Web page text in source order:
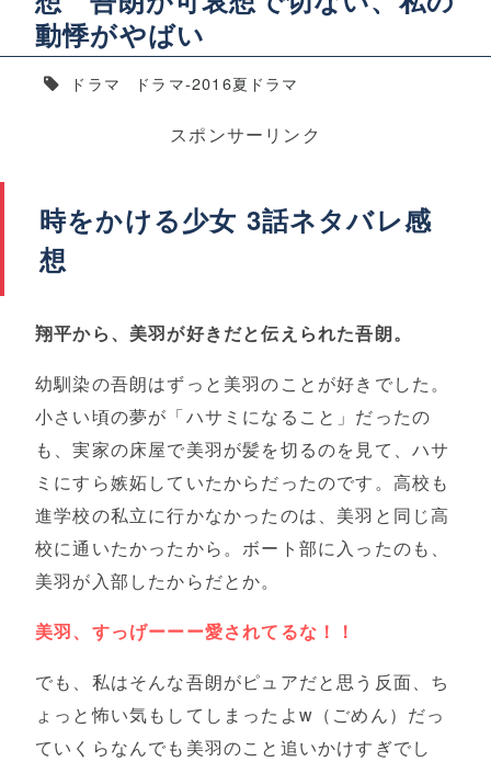
動悸がやばい
ドラマ ドラマ-2016夏ドラマ
スポンサーリンク
時をかける少女 3話ネタバレ感
想
翔平から、美羽が好きだと伝えられた吾朗。
幼馴染の吾朗はずっと美羽のことが好きでした。
小さい頃の夢が「ハサミになること」だったの
も、実家の床屋で美羽が髪を切るのを見て、ハサ
ミにすら嫉妬していたからだったのです。高校も
進学校の私立に行かなかったのは、美羽と同じ高
校に通いたかったから。ボート部に入ったのも、
美羽が入部したからだとか。
美羽、すっげーーー愛されてるな！！
でも、私はそんな吾朗がピュアだと思う反面、ち
ょっと怖い気もしてしまったよw（ごめん）だっ
ていくらなんでも美羽のこと追いかけすぎでし